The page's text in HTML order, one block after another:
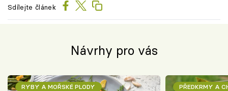
Sdílejte článek
Návrhy pro vás
RYBY A MOŘSKÉ PLODY PŘEDKRMY A